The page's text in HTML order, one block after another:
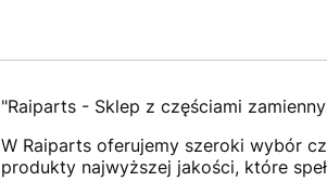
"Raiparts - Sklep z częściami
W Raiparts oferujemy szeroki wybór
produkty najwyższej jakości, które